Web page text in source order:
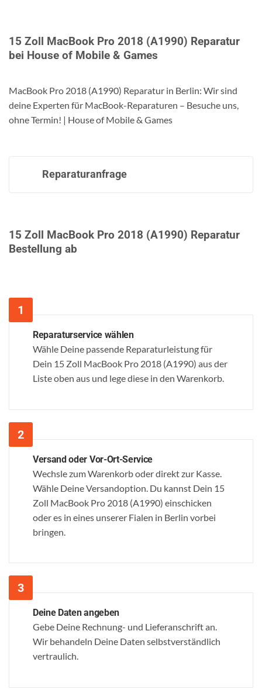
15 Zoll MacBook Pro 2018 (A1990) Reparatur
bei House of Mobile & Games
MacBook Pro 2018 (A1990) Reparatur in Berlin: Wir sind
deine Experten für MacBook-Reparaturen – Besuche uns,
ohne Termin! | House of Mobile & Games
Reparaturanfrage
15 Zoll MacBook Pro 2018 (A1990) Reparatur
Bestellung ab
Reparaturservice wählen
Wähle Deine passende Reparaturleistung für
Dein 15 Zoll MacBook Pro 2018 (A1990) aus der
Liste oben aus und lege diese in den Warenkorb.
Versand oder Vor-Ort-Service
Wechsle zum Warenkorb oder direkt zur Kasse.
Wähle Deine Versandoption. Du kannst Dein 15
Zoll MacBook Pro 2018 (A1990) einschicken
oder es in eines unserer Fialen in Berlin vorbei
bringen.
Deine Daten angeben
Gebe Deine Rechnung- und Lieferanschrift an.
Wir behandeln Deine Daten selbstverständlich
vertraulich.